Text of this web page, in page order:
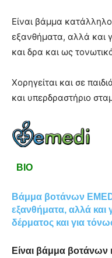
Είναι βάμμα
εξανθήματα, αλλά και
και δρα και ως
Χορηγείται και σε
και υπερδραστήριο
BIO
Βάμμα βοτάνων
εξανθήματα, αλλά και
δέρματος και για
Είναι βάμμα βοτάνων